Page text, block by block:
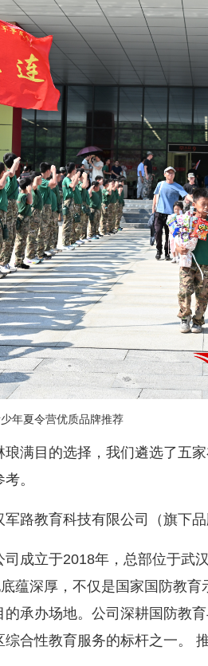
年夏令营优质品牌推荐
琅满目的选择，我们遴选了五
。
路教育科技有限公司（旗下品
司成立于2018年，总部位于武
蕴深厚，不仅是国家国防教
承办场地。公司深耕国防教
合性教育服务的标杆之一。